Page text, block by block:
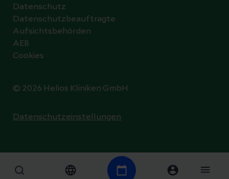
© 2026 Helios Kliniken GmbH
Datenschutz
Datenschutzbeauftragte
Aufsichtsbehörden
AEB
Cookies
Datenschutzeinstellungen